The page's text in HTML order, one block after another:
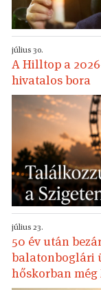
július 30.
A Hilltop a
hivatalos bora
július 23.
50 év után
balatonboglári
hőskorban